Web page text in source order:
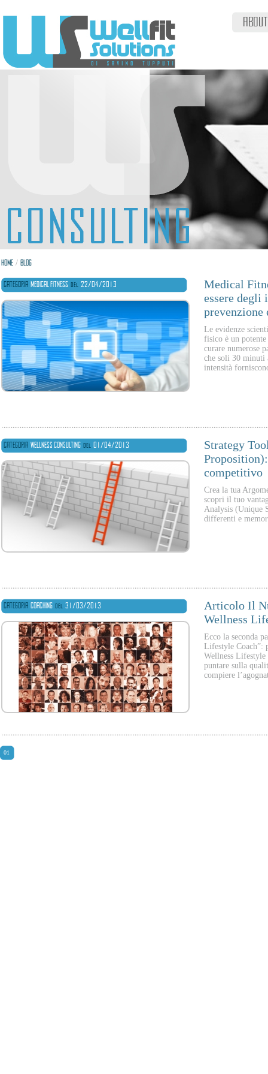
ABOUT
HOME / BLOG
CATEGORIA MEDICAL FITNESS del 22/04/2013
Medical
essere
prevenzione
Le evidenze
fisico è un
curare numerose
che soli 30 minuti
intensità
CATEGORIA WELLNESS CONSULTING del 01/04/2013
Strategy
competitivo
Crea la tua
scopri il tuo
Analysis (Unique
differenti e
CATEGORIA COACHING del 31/03/2013
Articolo Il
Wellness
Ecco la seconda
Lifestyle Coach”:
Wellness Lifestyle
puntare sulla
compiere
01